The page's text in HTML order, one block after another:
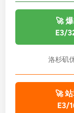
🚀
E3/
洛杉矶
🚀
E3/